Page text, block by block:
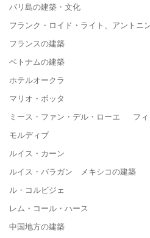
バリ島の建築・文化
フランク・ロイド・ライト、アントニ
フランスの建築
ベトナムの建築
ホテルオークラ
マリオ・ボッタ
ミース・ファン・デル・ローエ フィ
モルディブ
ルイス・カーン
ルイス・バラガン メキシコの建築
ル・コルビジェ
レム・コール・ハース
中国地方の建築